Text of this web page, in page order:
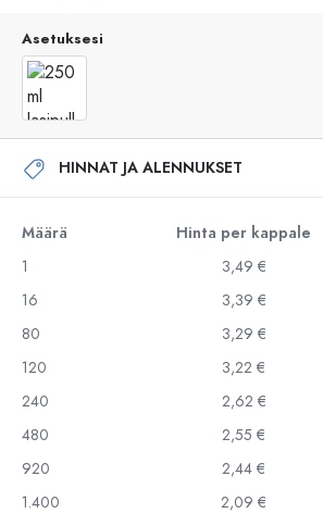
Asetuksesi
HINNAT JA ALENNUKSET
Määrä Hinta per kappale
1
3,49 €
16
3,39 €
80
3,29 €
120
3,22 €
240
2,62 €
480
2,55 €
920
2,44 €
1.400
2,09 €